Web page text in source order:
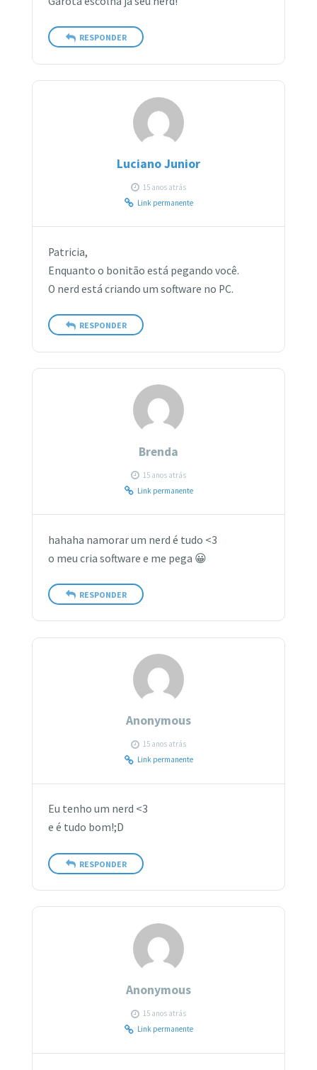
RESPONDER
Luciano Junior
15 anos atrás
Link permanente
Patricia,
Enquanto o bonitão está pegando você.
O nerd está criando um software no PC.
RESPONDER
Brenda
15 anos atrás
Link permanente
hahaha namorar um nerd é tudo <3
o meu cria software e me pega 😀
RESPONDER
Anonymous
15 anos atrás
Link permanente
Eu tenho um nerd <3
e é tudo bom!;D
RESPONDER
Anonymous
15 anos atrás
Link permanente